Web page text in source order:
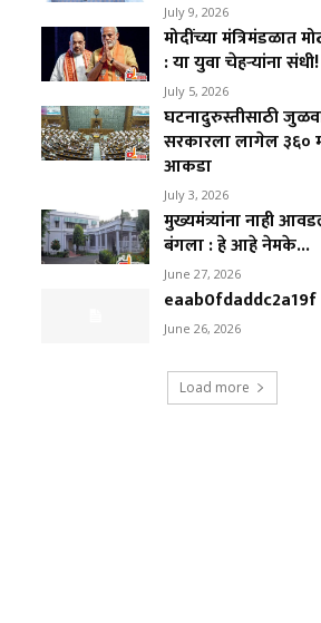
July 9, 2026
मोदींच्या मंत्रिमंडळात
: या युवा चेहऱ्यांना संधी!
July 5, 2026
घटनादुरुस्तीसाठी
सरकारला लागेल ३६०
आकडा
July 3, 2026
मुख्यमंत्र्यांना नाही
बंगला : हे आहे नेमके...
June 27, 2026
eaab0fdaddc2a19f
June 26, 2026
Load more